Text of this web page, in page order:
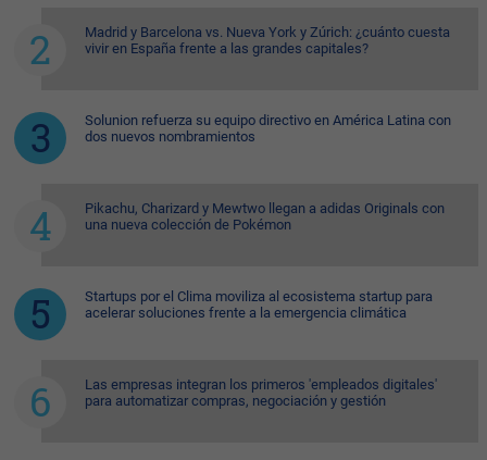
Madrid y Barcelona vs. Nueva York y Zúrich: ¿cuánto cuesta
vivir en España frente a las grandes capitales?
Solunion refuerza su equipo directivo en América Latina con
dos nuevos nombramientos
Pikachu, Charizard y Mewtwo llegan a adidas Originals con
una nueva colección de Pokémon
Startups por el Clima moviliza al ecosistema startup para
acelerar soluciones frente a la emergencia climática
Las empresas integran los primeros 'empleados digitales'
para automatizar compras, negociación y gestión